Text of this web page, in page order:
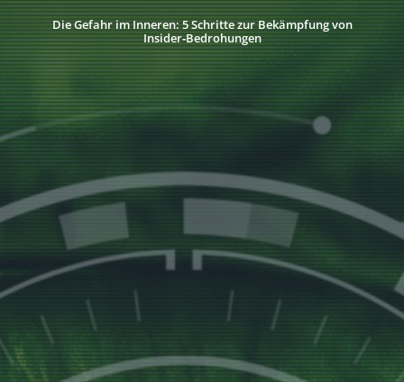
Die Gefahr im Inneren: 5 Schritte zur Bekämpfung von
Insider‑Bedrohungen